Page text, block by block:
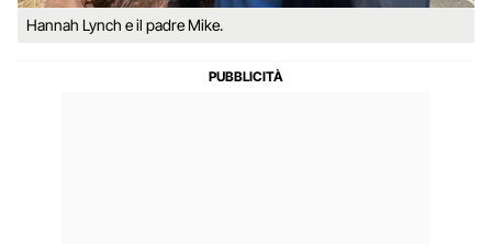
Hannah Lynch e il padre Mike.